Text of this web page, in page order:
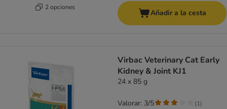
2 opciones
Añadir a la cesta
Virbac Veterinary Cat Early
Kidney & Joint KJ1
24 x 85 g
Valorar: 3/5 (1)